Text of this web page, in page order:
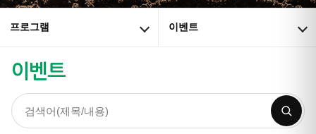
프로그램 이벤트
이벤트